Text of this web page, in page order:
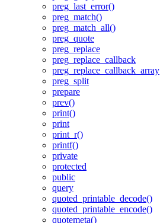
preg_last_error()
preg_match()
preg_match_all()
preg_quote
preg_replace
preg_replace_callback
preg_replace_callback_array
preg_split
prepare
prev()
print()
print
print_r()
printf()
private
protected
public
query
quoted_printable_decode()
quoted_printable_encode()
quotemeta()